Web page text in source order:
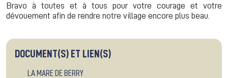
Bravo à toutes et à tous pour votre courage et votre
dévouement afin de rendre notre village encore plus beau.
DOCUMENT(S) ET LIEN(S)
LA MARE DE BERRY